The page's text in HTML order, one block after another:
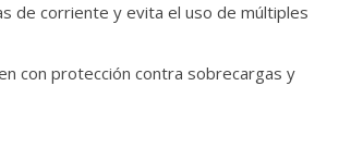
de corriente y evita el uso de múltiples
con protección contra sobrecargas y